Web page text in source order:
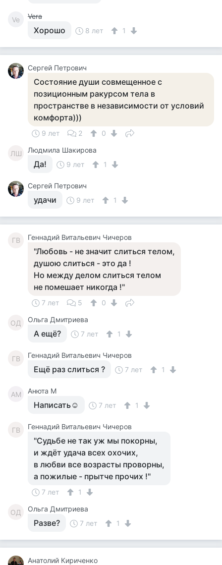
Ve Vera
Хорошо 8 лет 1
Сергей Петрович
Состояние души совмещенное с
позиционным ракурсом тела в
пространстве в независимости от условий
комфорта)))
9 лет 2 0
ЛШ Людмила Шакирова
Да! 9 лет 1
Сергей Петрович
удачи 9 лет 1
ГВ Геннадий Витальевич Чичеров
"Любовь - не значит слиться телом,
душою слиться - это да !
Но между делом слиться телом
не помешает никогда !"
7 лет 5 0
ОД Ольга Дмитриева
А ещё? 7 лет 1
ГВ Геннадий Витальевич Чичеров
Ещё раз слиться ? 7 лет 1
АМ Анюта М
Написать☺ 7 лет 1
ГВ Геннадий Витальевич Чичеров
"Судьбе не так уж мы покорны,
и ждёт удача всех охочих,
в любви все возрасты проворны,
а пожилые - прытче прочих !"
7 лет 1
ОД Ольга Дмитриева
Разве? 7 лет 1
Анатолий Кириченко